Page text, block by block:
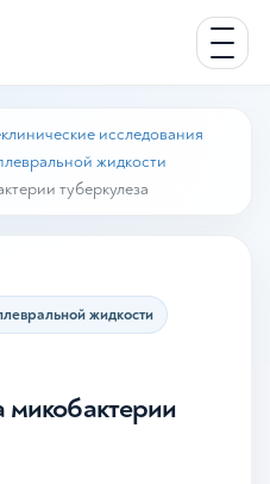
исследования
жидкости
туберкулеза
жидкости